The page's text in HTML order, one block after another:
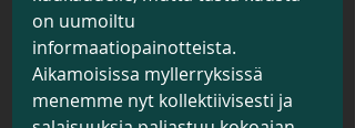
on uumoiltu
informaatiopainotteista.
Aikamoisissa myllerryksissä
menemme nyt kollektiivisesti ja